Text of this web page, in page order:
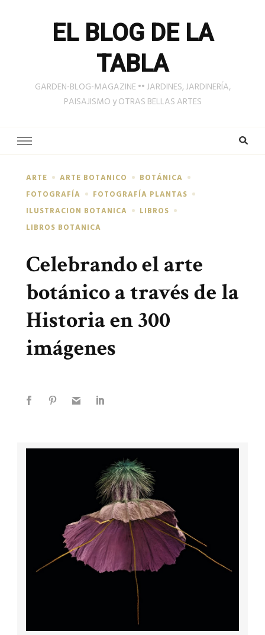
EL BLOG DE LA
TABLA
GARDEN-BLOG-MAGAZINE •• JARDINES, JARDINERÍA,
PAISAJISMO y OTRAS BELLAS ARTES
ARTE ARTE BOTANICO
BOTÁNICA
FOTOGRAFÍA
FOTOGRAFÍA PLANTAS
ILUSTRACION BOTANICA
LIBROS
LIBROS BOTANICA
Celebrando el arte
botánico a través de la
Historia en 300
imágenes